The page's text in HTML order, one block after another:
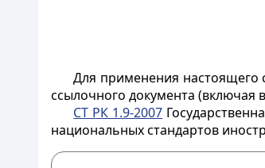
Для применения настоящего
ссылочного документа (включая
СТ РК 1.9-2007
национальных стандартов